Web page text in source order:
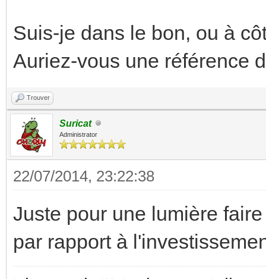
Suis-je dans le bon, ou à
Auriez-vous une référence
Trouver
Suricat
Administrator
22/07/2014, 23:22:38
Juste pour une lumière
par rapport à